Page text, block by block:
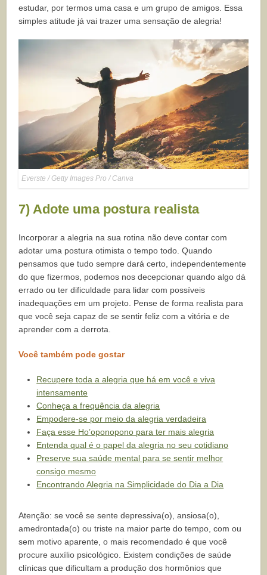
estudar, por termos uma casa e um grupo de amigos. Essa
simples atitude já vai trazer uma sensação de alegria!
Everste / Getty Images Pro / Canva
7) Adote uma postura realista
Incorporar a alegria na sua rotina não deve contar com
adotar uma postura otimista o tempo todo. Quando
pensamos que tudo sempre dará certo, independentemente
do que fizermos, podemos nos decepcionar quando algo dá
errado ou ter dificuldade para lidar com possíveis
inadequações em um projeto. Pense de forma realista para
que você seja capaz de se sentir feliz com a vitória e de
aprender com a derrota.
Você também pode gostar
Recupere toda a alegria que há em você e viva
intensamente
Conheça a frequência da alegria
Empodere-se por meio da alegria verdadeira
Faça esse Ho’oponopono para ter mais alegria
Entenda qual é o papel da alegria no seu cotidiano
Preserve sua saúde mental para se sentir melhor
consigo mesmo
Encontrando Alegria na Simplicidade do Dia a Dia
Atenção: se você se sente depressiva(o), ansiosa(o),
amedrontada(o) ou triste na maior parte do tempo, com ou
sem motivo aparente, o mais recomendado é que você
procure auxílio psicológico. Existem condições de saúde
clínicas que dificultam a produção dos hormônios que